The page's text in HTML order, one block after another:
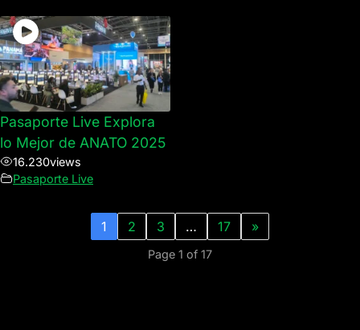
Pasaporte Live Explora
lo Mejor de ANATO 2025
16.230views
Pasaporte Live
1 2 3 … 17 »
Page 1 of 17